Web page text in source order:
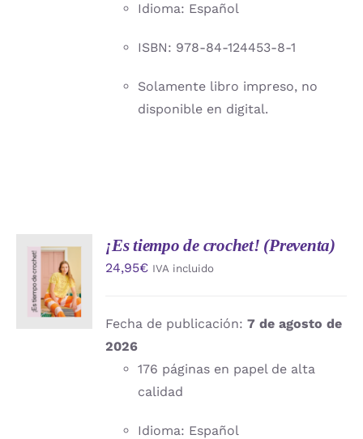
Idioma: Español
ISBN: 978-84-124453-8-1
Solamente libro impreso, no
disponible en digital.
AÑADIR
AL
CARRITO
/
DETALLES
¡Es tiempo de crochet! (Preventa)
24,95€ IVA incluido
Fecha de publicación:7 de agosto de
2026
176 páginas en papel de alta
calidad
Idioma: Español